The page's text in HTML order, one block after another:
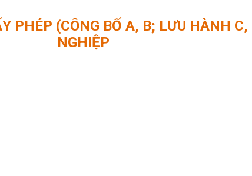
PHÉP (CÔNG BỐ A, B; LƯU HÀNH
NGHIỆP